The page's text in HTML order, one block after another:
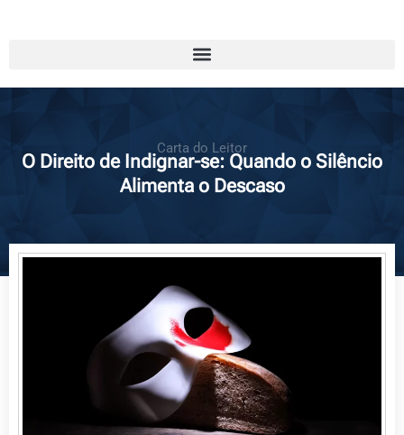
Carta do Leitor
O Direito de Indignar-se: Quando o Silêncio
Alimenta o Descaso